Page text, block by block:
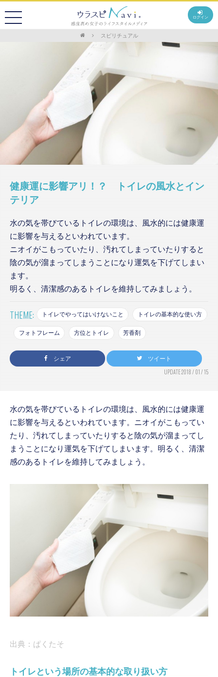
ログイン
スピリチュアル
健康運に影響アリ！？ トイレの風水とイン
テリア
水の気を帯びているトイレの環境は、風水的には健康運
に影響を与えるといわれています。
ニオイがこもっていたり、汚れてしまっていたりすると
陰の気が溜まってしまうことになり運気を下げてしまい
ます。
明るく、清潔感のあるトイレを維持してみましょう。
THEME: トイレでやってはいけないこと トイレの基本的な使い方
フォトフレーム 方位とトイレ 芳香剤
シェア ツイート
UPDATE:2018 / 01 / 15
水の気を帯びているトイレの環境は、風水的には健康運
に影響を与えるといわれています。ニオイがこもってい
たり、汚れてしまっていたりすると陰の気が溜まってし
まうことになり運気を下げてしまいます。明るく、清潔
感のあるトイレを維持してみましょう。
出典：ぱくたそ
トイレという場所の基本的な取り扱い方